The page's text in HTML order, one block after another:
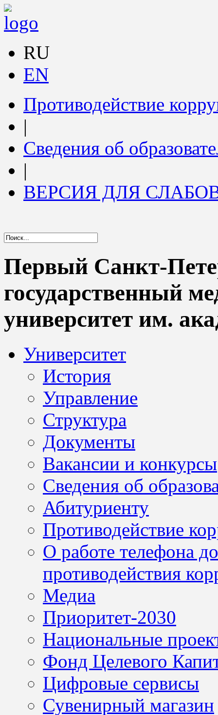
RU
EN
Противодействие
|
Сведения об
|
ВЕРСИЯ ДЛЯ
Первый Санкт-
государственный
университет им.
Университет
История
Управление
Структура
Документы
Вакансии и конкурсы
Сведения об
Абитуриенту
Противодействие
О работе телефона
противодействия
Медиа
Приоритет-2030
Национальные
Фонд Целевого
Цифровые сервисы
Сувенирный магазин